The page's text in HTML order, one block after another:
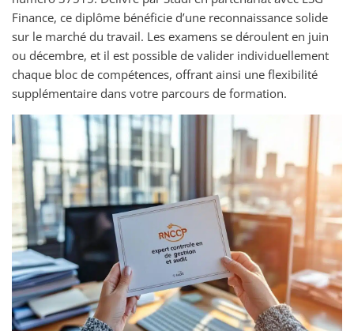
Finance, ce diplôme bénéficie d’une reconnaissance solide
sur le marché du travail. Les examens se déroulent en juin
ou décembre, et il est possible de valider individuellement
chaque bloc de compétences, offrant ainsi une flexibilité
supplémentaire dans votre parcours de formation.